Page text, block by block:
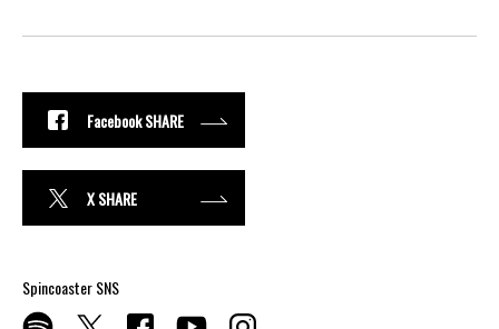
Facebook SHARE
X SHARE
Spincoaster SNS